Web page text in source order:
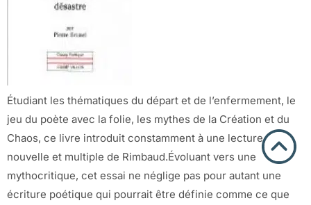
Étudiant les thématiques du départ et de l’enfermement, le
jeu du poète avec la folie, les mythes de la Création et du
Chaos, ce livre introduit constamment à une lecture
nouvelle et multiple de Rimbaud.Évoluant vers une
mythocritique, cet essai ne néglige pas pour autant une
écriture poétique qui pourrait être définie comme ce que